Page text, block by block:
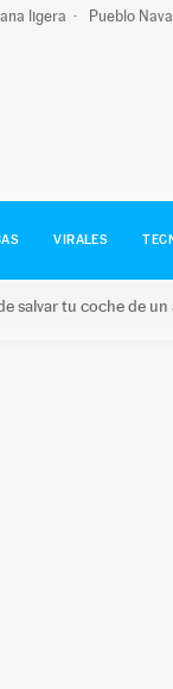
ligera Pueblo
VIRALES
salvar tu coche de